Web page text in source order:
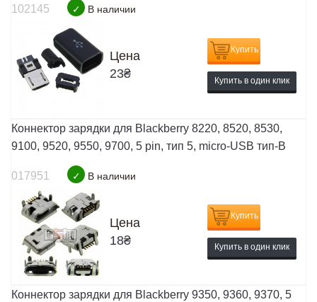
102145 ✓ В наличии
Цена
23₴
Купить
Купить в один клик
Коннектор зарядки для Blackberry 8220, 8520, 8530,
9100, 9520, 9550, 9700, 5 pin, тип 5, micro-USB тип-B
017951 ✓ В наличии
Цена
18₴
Купить
Купить в один клик
Коннектор зарядки для Blackberry 9350, 9360, 9370, 5